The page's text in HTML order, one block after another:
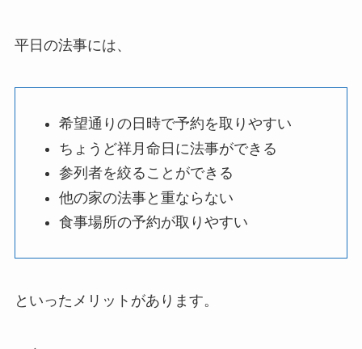
平日の法事には、
希望通りの日時で予約を取りやすい
ちょうど祥月命日に法事ができる
参列者を絞ることができる
他の家の法事と重ならない
食事場所の予約が取りやすい
といったメリットがあります。